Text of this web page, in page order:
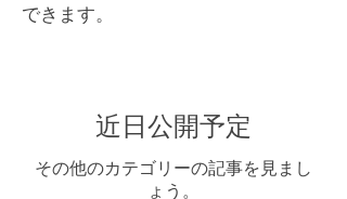
できます。
近日公開予定
その他のカテゴリーの記事を見まし
ょう。